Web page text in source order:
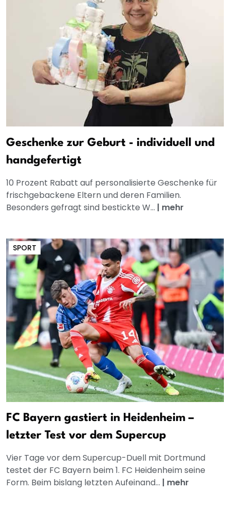
Geschenke zur Geburt - individuell und
handgefertigt
10 Prozent Rabatt auf personalisierte Geschenke für
frischgebackene Eltern und deren Familien.
Besonders gefragt sind bestickte W... | mehr
SPORT
FC Bayern gastiert in Heidenheim –
letzter Test vor dem Supercup
Vier Tage vor dem Supercup-Duell mit Dortmund
testet der FC Bayern beim 1. FC Heidenheim seine
Form. Beim bislang letzten Aufeinand... | mehr